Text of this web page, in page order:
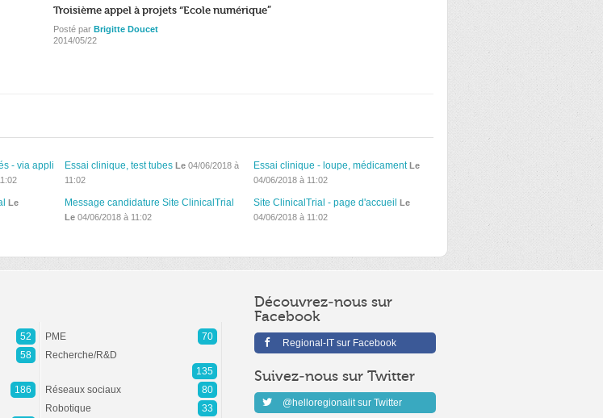
Troisième appel à projets “Ecole numérique”
Posté par Brigitte Doucet
2014/05/22
- via appli
Essai clinique, test tubes Le 04/06/2018 à
11:02
Essai clinique - loupe, médicament Le
04/06/2018 à 11:02
Le
Message candidature Site ClinicalTrial
Le 04/06/2018 à 11:02
Site ClinicalTrial - page d'accueil Le
04/06/2018 à 11:02
Découvrez-nous sur
Facebook
Regional-IT sur Facebook
Suivez-nous sur Twitter
@helloregionalit sur Twitter
52
58
186
PME
70
Recherche/R&D
135
Réseaux sociaux
80
Robotique
33